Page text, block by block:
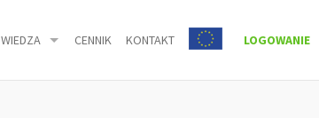
WIEDZA CENNIK KONTAKT LOGOWANIE